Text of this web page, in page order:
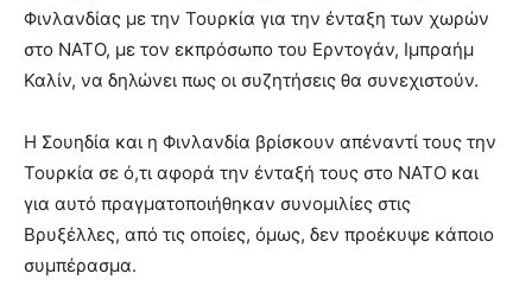
Φινλανδίας με την Τουρκία για την ένταξη των χωρών
στο ΝΑΤΟ, με τον εκπρόσωπο του Ερντογάν, Ιμπραήμ
Καλίν, να δηλώνει πως οι συζητήσεις θα συνεχιστούν.
Η Σουηδία και η Φινλανδία βρίσκουν απέναντί τους την
Τουρκία σε ό,τι αφορά την ένταξή τους στο ΝΑΤΟ και
για αυτό πραγματοποιήθηκαν συνομιλίες στις
Βρυξέλλες, από τις οποίες, όμως, δεν προέκυψε κάποιο
συμπέρασμα.